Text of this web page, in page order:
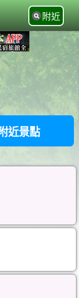
附近
近景點